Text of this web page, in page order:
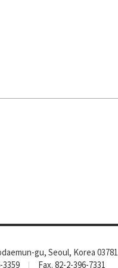
gu, Seoul, Korea 03781
3359 Fax. 82-2-396-7331